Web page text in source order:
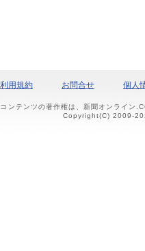
利用規約 お問合せ 個人
ンテンツの著作権は、新聞オンライン
Copyright(C) 2009-